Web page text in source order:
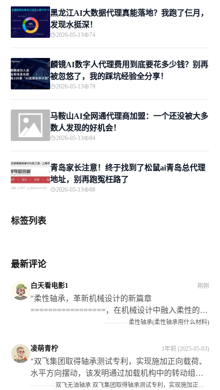
黑龙江AI大数据代理真能落地？我跑了仨月，
发现水挺深！
2026-05-13 74
麟镜AI数字人代理费用到底要花多少钱？别再
被忽悠了，我的踩坑经验全分享！
2026-05-13 79
马鞍山AI全网通代理商加盟：一个还没被大多
数人发现的好机会！
2026-05-13 84
青岛家长注意！终于找到了松鼠ai青岛总代理
地址，别再跑冤枉路了
2026-05-13 88
标签列表
最新评论
白天看电影1 刚刚
"柔性轴承，革新机械设计的新篇章
=================，在机械设计中融入柔性的理
念和技术手段已经成为当前的发展趋势之一；而在
愈发重要的角色。**它们不仅为机械设备提供了灵
活的转动和支撑作用**，还显著提升了设备的运行
效率和可靠性以及使用寿命等性能指标此外也为企
业带来了可观的经济效益和社会效益"
————柔性轴承(柔性轴承用什么材料)
凌萌青柠 1年前 (2025-05-03)
"双飞集团取得轴承测试专利，实现施加正向载荷、
水平方向摆动，该发明通过加载机构中的转动组件
调节了升降油缸在试验组上的位置关系；当对实验
———— 双飞无油轴承 双飞集团取得轴承测试专利，实现施加正向载荷，水平方向摆动，满足工况需求